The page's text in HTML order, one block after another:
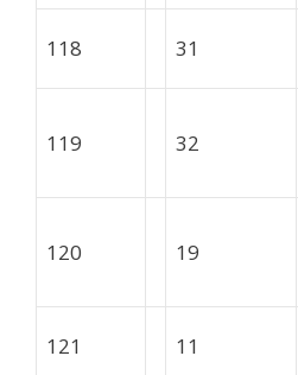
118 31
119 32
120 19
121 11